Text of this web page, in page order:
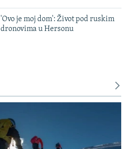
'Ovo je moj dom': Život pod ruskim
dronovima u Hersonu